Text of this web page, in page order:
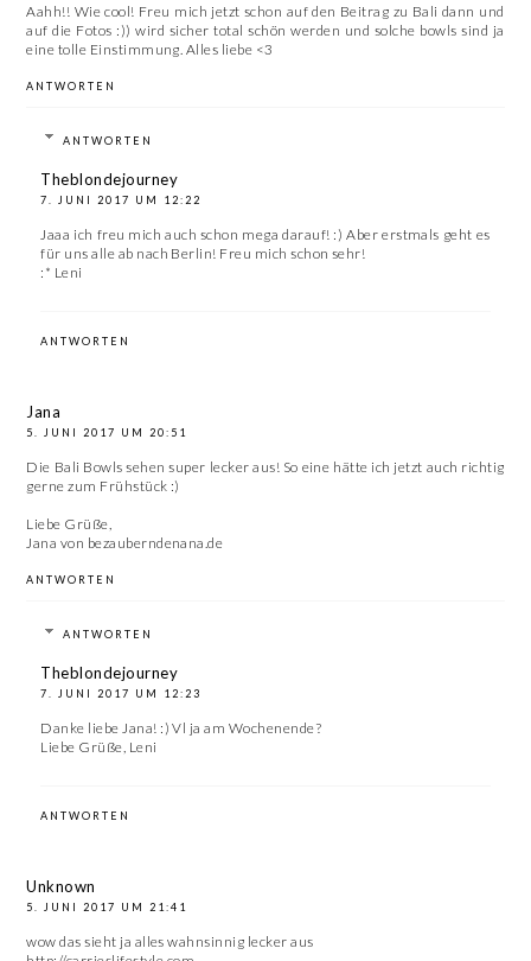
Aahh!! Wie cool! Freu mich jetzt schon auf den Beitrag zu Bali dann und
auf die Fotos :)) wird sicher total schön werden und solche bowls sind ja
eine tolle Einstimmung. Alles liebe <3
ANTWORTEN
ANTWORTEN
Theblondejourney
7. JUNI 2017 UM 12:22
Jaaa ich freu mich auch schon mega darauf! :) Aber erstmals geht es
für uns alle ab nach Berlin! Freu mich schon sehr!
:* Leni
ANTWORTEN
Jana
5. JUNI 2017 UM 20:51
Die Bali Bowls sehen super lecker aus! So eine hätte ich jetzt auch richtig
gerne zum Frühstück :)
Liebe Grüße,
Jana von bezauberndenana.de
ANTWORTEN
ANTWORTEN
Theblondejourney
7. JUNI 2017 UM 12:23
Danke liebe Jana! :) Vl ja am Wochenende?
Liebe Grüße, Leni
ANTWORTEN
Unknown
5. JUNI 2017 UM 21:41
wow das sieht ja alles wahnsinnig lecker aus